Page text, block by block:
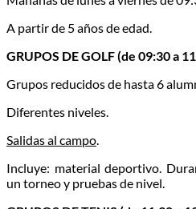
A partir de 5 años de edad.
GRUPOS DE GOLF (de 09:30 a
Grupos reducidos de hasta 6
Diferentes niveles.
Salidas al campo.
Incluye: material deportivo.
un torneo y pruebas de nivel.